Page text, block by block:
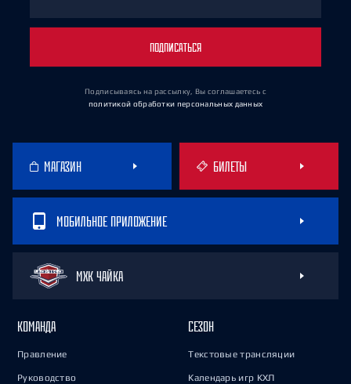
ПОДПИСАТЬСЯ
Подписываясь на рассылку, Вы соглашаетесь с
политикой обработки персональных данных
МАГАЗИН БИЛЕТЫ
МОБИЛЬНОЕ ПРИЛОЖЕНИЕ
МХК ЧАЙКА
КОМАНДА
Правление
Руководство
СЕЗОН
Текстовые трансляции
Календарь игр КХЛ